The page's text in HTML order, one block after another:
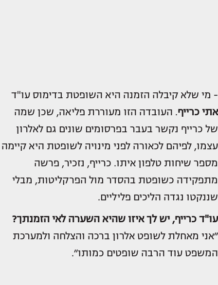
- מי שלא קיבלה הזמנה היא השופטת בדימוס עו"ד
אתי כרייף. העובדה הזו מעוררת פליאה, שכן שמה
של כרייף נקשר בעבר בפרסומים שונים גם לאלרון
עצמו, לפיהם לכאורה לפני מינויה לשופטת היא קיימה
מספר שיחות טלפון איתו. כרייף, נזכיר, פרשה
מתפקידה כשופטת בהסדר מול הפרקליטות, מבלי
שננקטו נגדה הליכים פליליים.
עו"ד כרייף, יש לך איזו שהיא השערה לאי הזמנתך?
״אני מאחלת לשופט אלרון ברכה והצלחה ולמערכת
המשפט עוד הרבה שופטים כמותו״.